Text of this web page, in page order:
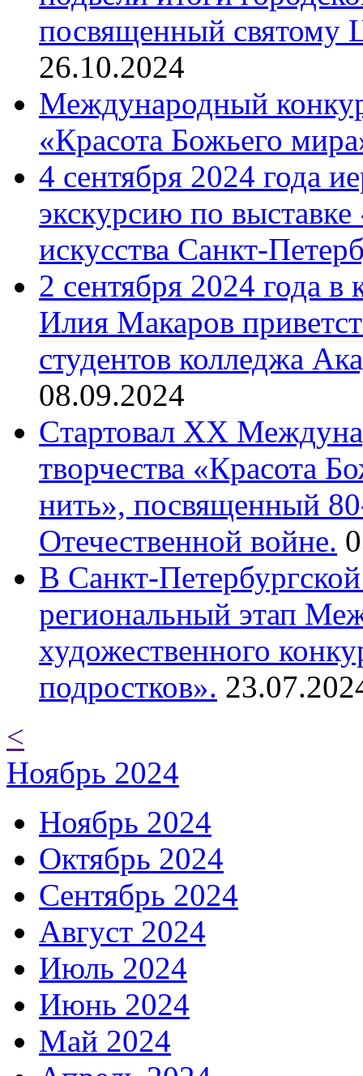
посвященный святому
26.10.2024
Международный
«Красота Божьего
4 сентября 2024 года
экскурсию по
искусства Санкт-
2 сентября 2024 года
Илия Макаров
студентов колледжа
08.09.2024
Cтартовал XX
творчества «Красота
нить», посвященный
Отечественной войне.
В Санкт-
региональный этап
художественного
подростков».
<
Ноябрь 2024
Ноябрь 2024
Октябрь 2024
Сентябрь 2024
Август 2024
Июль 2024
Июнь 2024
Май 2024